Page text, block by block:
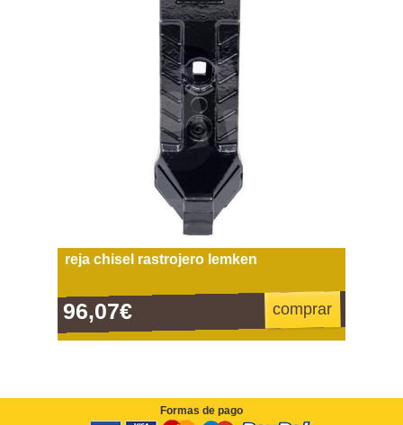
reja chisel rastrojero lemken
96,07€ comprar
Formas de pago